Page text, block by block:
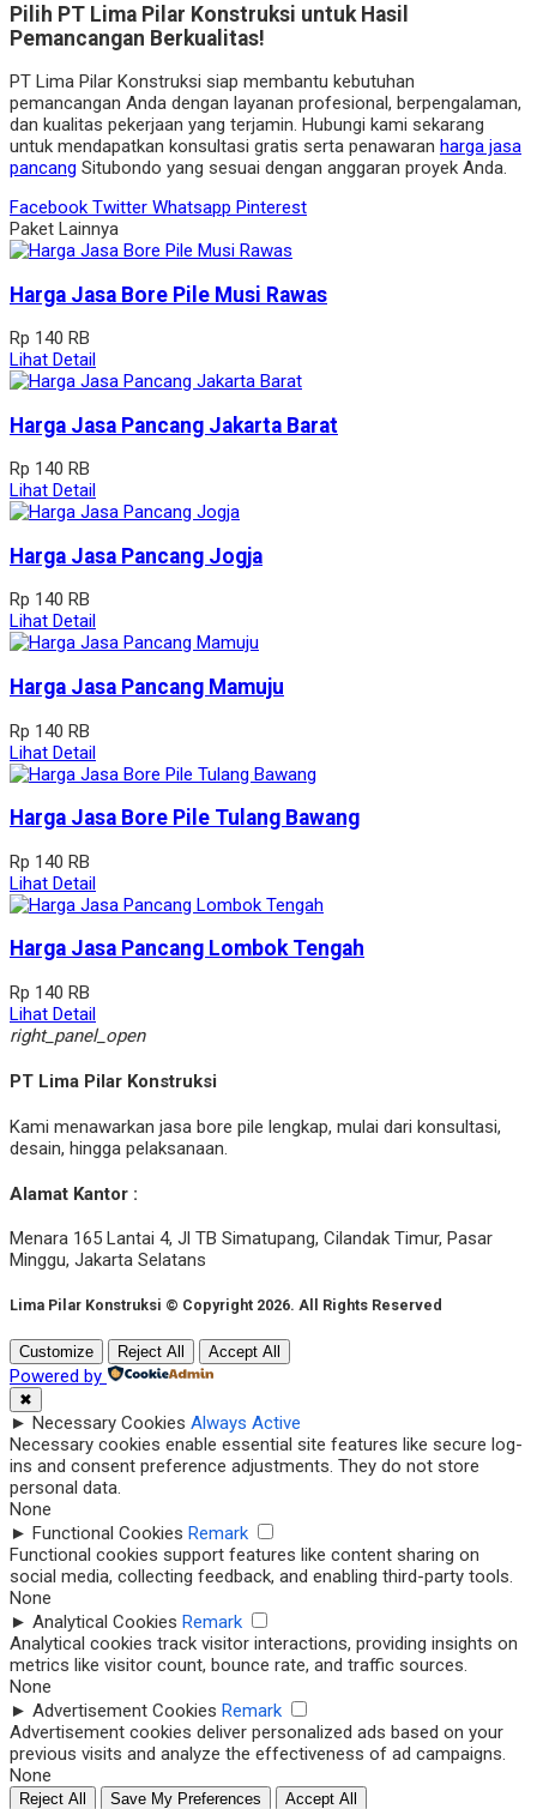
Pilih PT Lima Pilar Konstruksi untuk Hasil
Pemancangan Berkualitas!
PT Lima Pilar Konstruksi siap membantu kebutuhan
pemancangan Anda dengan layanan profesional, berpengalaman,
dan kualitas pekerjaan yang terjamin. Hubungi kami sekarang
untuk mendapatkan konsultasi gratis serta penawaran harga jasa
pancang Situbondo yang sesuai dengan anggaran proyek Anda.
Facebook Twitter Whatsapp Pinterest
Paket Lainnya
Harga Jasa Bore Pile Musi Rawas
Rp 140 RB
Lihat Detail
Harga Jasa Pancang Jakarta Barat
Rp 140 RB
Lihat Detail
Harga Jasa Pancang Jogja
Rp 140 RB
Lihat Detail
Harga Jasa Pancang Mamuju
Rp 140 RB
Lihat Detail
Harga Jasa Bore Pile Tulang Bawang
Rp 140 RB
Lihat Detail
Harga Jasa Pancang Lombok Tengah
Rp 140 RB
Lihat Detail
right_panel_open
PT Lima Pilar Konstruksi
Kami menawarkan jasa bore pile lengkap, mulai dari konsultasi,
desain, hingga pelaksanaan.
Alamat Kantor :
Menara 165 Lantai 4, Jl TB Simatupang, Cilandak Timur, Pasar
Minggu, Jakarta Selatans
Lima Pilar Konstruksi © Copyright 2026. All Rights Reserved
Customize Reject All Accept All
Powered by
✖
► Necessary Cookies Always Active
Necessary cookies enable essential site features like secure log-
ins and consent preference adjustments. They do not store
personal data.
None
► Functional Cookies Remark
Functional cookies support features like content sharing on
social media, collecting feedback, and enabling third-party tools.
None
► Analytical Cookies Remark
Analytical cookies track visitor interactions, providing insights on
metrics like visitor count, bounce rate, and traffic sources.
None
► Advertisement Cookies Remark
Advertisement cookies deliver personalized ads based on your
previous visits and analyze the effectiveness of ad campaigns.
None
Reject All Save My Preferences Accept All